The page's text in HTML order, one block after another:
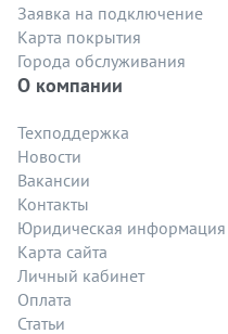
Заявка на подключение
Карта покрытия
Города обслуживания
О компании
Техподдержка
Новости
Вакансии
Контакты
Юридическая информация
Карта сайта
Личный кабинет
Оплата
Статьи